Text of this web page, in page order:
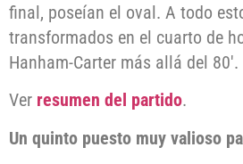
final, poseían el oval. A todo
transformados en el cuarto de
Hanham-Carter más allá del 80′.
Ver resumen del partido.
Un quinto puesto muy valioso